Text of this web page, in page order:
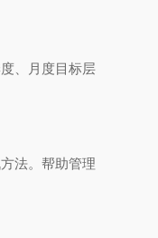
、月度目标层
法。帮助管理